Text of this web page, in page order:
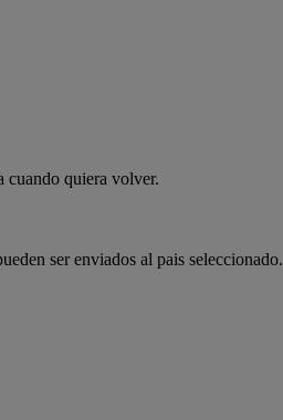
cuando quiera volver.
ser enviados al pais seleccionado.